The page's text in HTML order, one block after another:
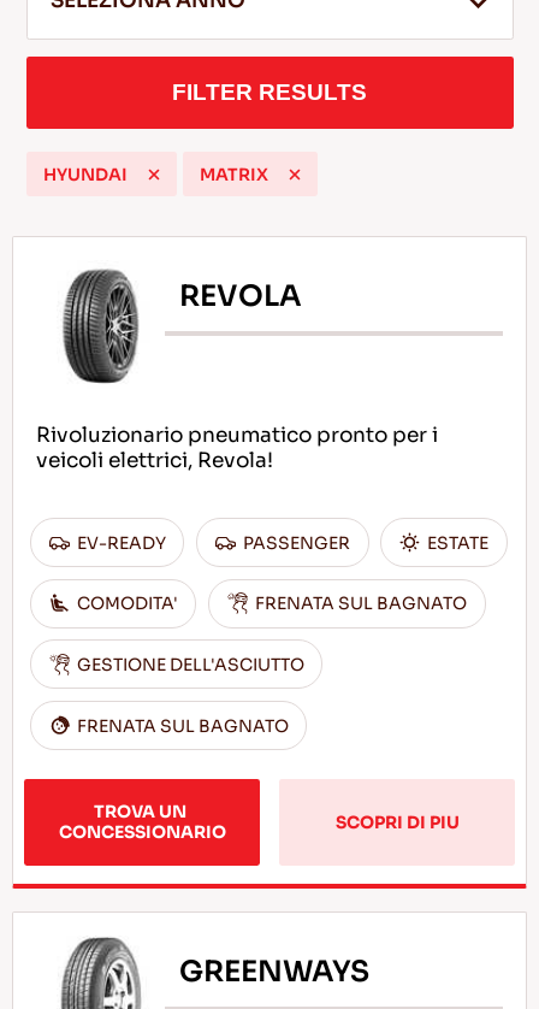
Consigli per la Guida nella Neve
LEGGI DI PIU
FILTER RESULTS
HYUNDAI MATRIX
REVOLA
Rivoluzionario pneumatico pronto per i
veicoli elettrici, Revola!
EV-READY PASSENGER ESTATE
COMODITA' FRENATA SUL BAGNATO
GESTIONE DELL'ASCIUTTO
FRENATA SUL BAGNATO
TROVA UN
CONCESSIONARIO
SCOPRI DI PIU
GREENWAYS